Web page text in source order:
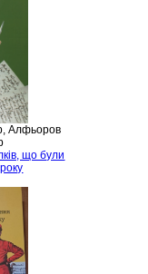
Алфьоров
що були